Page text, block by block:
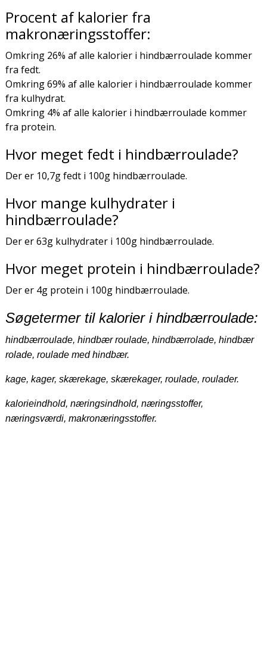
Procent af kalorier fra
makronæringsstoffer:
Omkring 26% af alle kalorier i hindbærroulade kommer
fra fedt.
Omkring 69% af alle kalorier i hindbærroulade kommer
fra kulhydrat.
Omkring 4% af alle kalorier i hindbærroulade kommer
fra protein.
Hvor meget fedt i hindbærroulade?
Der er 10,7g fedt i 100g hindbærroulade.
Hvor mange kulhydrater i
hindbærroulade?
Der er 63g kulhydrater i 100g hindbærroulade.
Hvor meget protein i hindbærroulade?
Der er 4g protein i 100g hindbærroulade.
Søgetermer til kalorier i hindbærroulade:
hindbærroulade, hindbær roulade, hindbærrolade, hindbær
rolade, roulade med hindbær.
kage, kager, skærekage, skærekager, roulade, roulader.
kalorieindhold, næringsindhold, næringsstoffer,
næringsværdi, makronæringsstoffer.